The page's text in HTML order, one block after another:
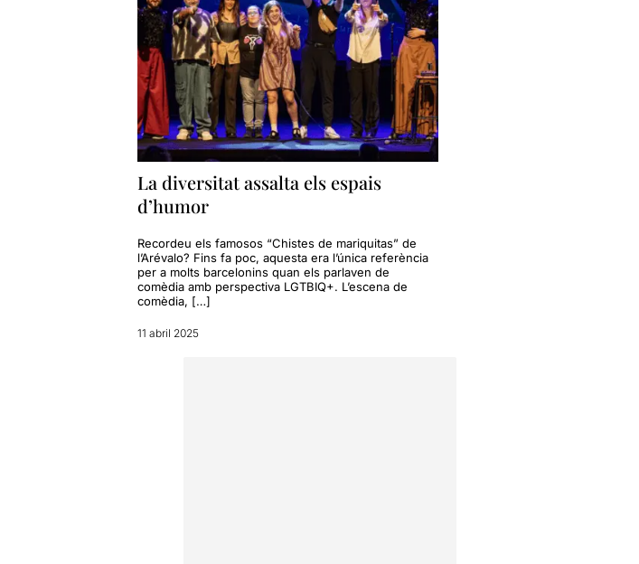
La diversitat assalta els espais
d’humor
Recordeu els famosos “Chistes de mariquitas” de
l’Arévalo? Fins fa poc, aquesta era l’única referència
per a molts barcelonins quan els parlaven de
comèdia amb perspectiva LGTBIQ+. L’escena de
comèdia, […]
11 abril 2025